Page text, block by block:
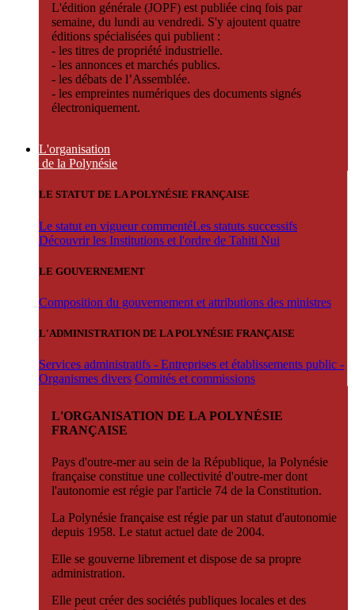
L'édition générale (JOPF) est publiée cinq fois par
semaine, du lundi au vendredi. S'y ajoutent quatre
éditions spécialisées qui publient :
- les titres de propriété industrielle.
- les annonces et marchés publics.
- les débats de l’Assemblée.
- les empreintes numériques des documents signés
électroniquement.
L'organisation
de la Polynésie
LE STATUT DE LA POLYNÉSIE FRANÇAISE
Le statut en vigueur commentéLes statuts successifs
Découvrir les Institutions et l'ordre de Tahiti Nui
LE GOUVERNEMENT
Composition du gouvernement et attributions des ministres
L'ADMINISTRATION DE LA POLYNÉSIE FRANÇAISE
Services administratifs - Entreprises et établissements public -
Organismes divers Comités et commissions
L'ORGANISATION DE LA POLYNÉSIE
FRANÇAISE
Pays d'outre-mer au sein de la République, la Polynésie
française constitue une collectivité d'outre-mer dont
l'autonomie est régie par l'article 74 de la Constitution.
La Polynésie française est régie par un statut d'autonomie
depuis 1958. Le statut actuel date de 2004.
Elle se gouverne librement et dispose de sa propre
administration.
Elle peut créer des sociétés publiques locales et des